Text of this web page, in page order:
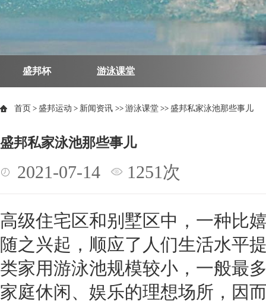
盛邦杯 游泳课堂
首页 >盛邦运动 > 新闻资讯>>游泳课堂 >>盛邦私家泳池那些事儿
盛邦私家泳池那些事儿
2021-07-14 1251次
高级住宅区和别墅区中，一种比
随之兴起，顺应了人们生活水平
类家用游泳池规模较小，一般最
家庭休闲、娱乐的理想场所，因